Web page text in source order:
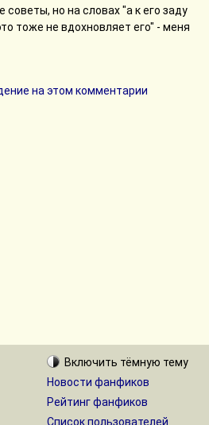
но на словах "а к его заду
тоже не вдохновляет его" - меня
на этом комментарии
Включить тёмную тему
Новости фанфиков
Рейтинг фанфиков
Список пользователей